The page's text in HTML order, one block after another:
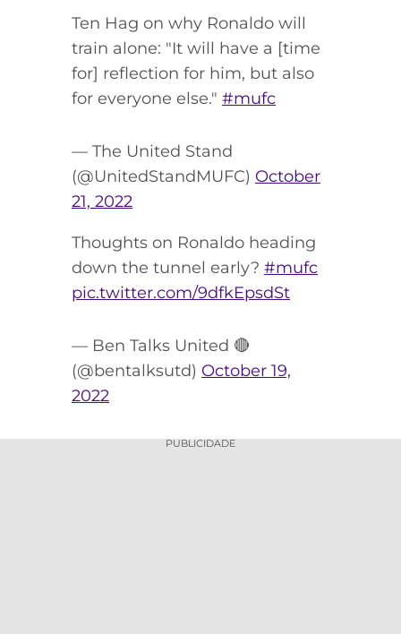
Ten Hag on why Ronaldo will
train alone: "It will have a [time
for] reflection for him, but also
for everyone else." #mufc
— The United Stand
(@UnitedStandMUFC) October
21, 2022
Thoughts on Ronaldo heading
down the tunnel early? #mufc
pic.twitter.com/9dfkEpsdSt
— Ben Talks United 🔴
(@bentalksutd) October 19,
2022
PUBLICIDADE